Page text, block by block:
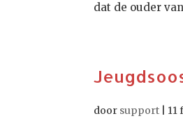
dat de ouder
door support 11